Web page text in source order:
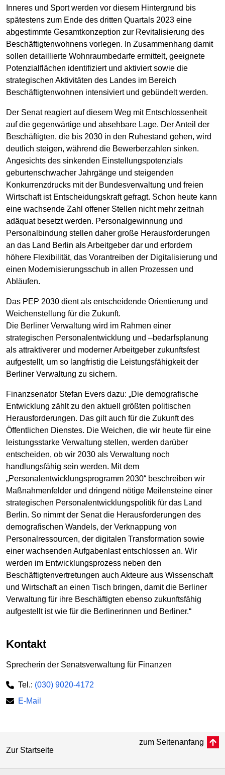
Inneres und Sport werden vor diesem Hintergrund bis
spätestens zum Ende des dritten Quartals 2023 eine
abgestimmte Gesamtkonzeption zur Revitalisierung des
Beschäftigtenwohnens vorlegen. In Zusammenhang damit
sollen detaillierte Wohnraumbedarfe ermittelt, geeignete
Potenzialflächen identifiziert und aktiviert sowie die
strategischen Aktivitäten des Landes im Bereich
Beschäftigtenwohnen intensiviert und gebündelt werden.
Der Senat reagiert auf diesem Weg mit Entschlossenheit
auf die gegenwärtige und absehbare Lage. Der Anteil der
Beschäftigten, die bis 2030 in den Ruhestand gehen, wird
deutlich steigen, während die Bewerberzahlen sinken.
Angesichts des sinkenden Einstellungspotenzials
geburtenschwacher Jahrgänge und steigenden
Konkurrenzdrucks mit der Bundesverwaltung und freien
Wirtschaft ist Entscheidungskraft gefragt. Schon heute kann
eine wachsende Zahl offener Stellen nicht mehr zeitnah
adäquat besetzt werden. Personalgewinnung und
Personalbindung stellen daher große Herausforderungen
an das Land Berlin als Arbeitgeber dar und erfordern
höhere Flexibilität, das Vorantreiben der Digitalisierung und
einen Modernisierungsschub in allen Prozessen und
Abläufen.
Das PEP 2030 dient als entscheidende Orientierung und
Weichenstellung für die Zukunft.
Die Berliner Verwaltung wird im Rahmen einer
strategischen Personalentwicklung und –bedarfsplanung
als attraktiverer und moderner Arbeitgeber zukunftsfest
aufgestellt, um so langfristig die Leistungsfähigkeit der
Berliner Verwaltung zu sichern.
Finanzsenator Stefan Evers dazu: „Die demografische
Entwicklung zählt zu den aktuell größten politischen
Herausforderungen. Das gilt auch für die Zukunft des
Öffentlichen Dienstes. Die Weichen, die wir heute für eine
leistungsstarke Verwaltung stellen, werden darüber
entscheiden, ob wir 2030 als Verwaltung noch
handlungsfähig sein werden. Mit dem
„Personalentwicklungsprogramm 2030“ beschreiben wir
Maßnahmenfelder und dringend nötige Meilensteine einer
strategischen Personalentwicklungspolitik für das Land
Berlin. So nimmt der Senat die Herausforderungen des
demografischen Wandels, der Verknappung von
Personalressourcen, der digitalen Transformation sowie
einer wachsenden Aufgabenlast entschlossen an. Wir
werden im Entwicklungsprozess neben den
Beschäftigtenvertretungen auch Akteure aus Wissenschaft
und Wirtschaft an einen Tisch bringen, damit die Berliner
Verwaltung für ihre Beschäftigten ebenso zukunftsfähig
aufgestellt ist wie für die Berlinerinnen und Berliner.“
Kontakt
Sprecherin der Senatsverwaltung für Finanzen
Tel.: (030) 9020-4172
E-Mail
Zur Startseite
zum Seitenanfang